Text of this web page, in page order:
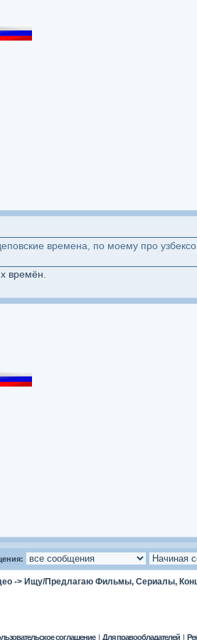
времена, по моему про
времён.
-> Ищу/Предлагаю Фильмы, Сериалы,
соглашение | Для правообладателей |